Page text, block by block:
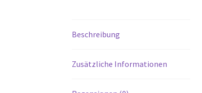
Beschreibung
Zusätzliche Informationen